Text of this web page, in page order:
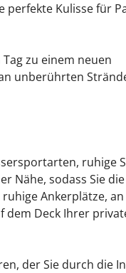
Kulisse für
zu einem neuen
unberührten
ruhige
Nähe, sodass Sie die
Ankerplätze,
dem Deck Ihrer
der Sie durch die